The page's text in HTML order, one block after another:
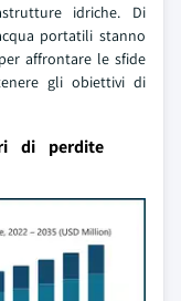
idriche. Di
portatili stanno
affrontare le sfide
gli obiettivi di
di perdite